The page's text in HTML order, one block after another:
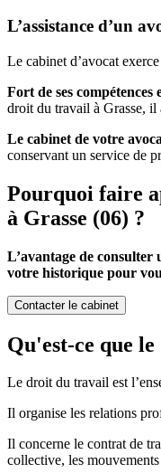
L’assistance d’un
Le cabinet d’avocat
Fort de ses
droit du travail à Grasse, il
Le cabinet de votre
conservant un service de
Pourquoi faire
à Grasse (06) ?
L’avantage de
votre historique pour
Contacter le cabinet
Qu'est-ce que
Le droit du travail est
Il organise les relations
Il concerne le contrat de
collective, les